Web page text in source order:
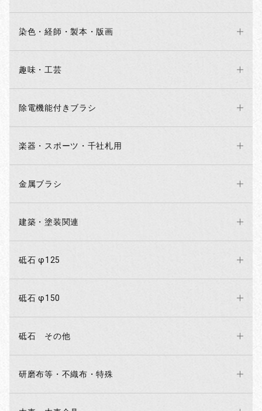
染色・経師・製本・版画
趣味・工芸
除電機能付きブラシ
楽器・スポーツ・千社札用
金属ブラシ
建築・塗装関連
砥石 φ125
砥石 φ150
砥石 その他
研磨布等・不織布・特殊